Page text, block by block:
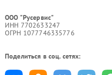
ООО "Русервис"
ИНН 7702633247
ОГРН 1077746335776
Поделиться в соц. сетях: